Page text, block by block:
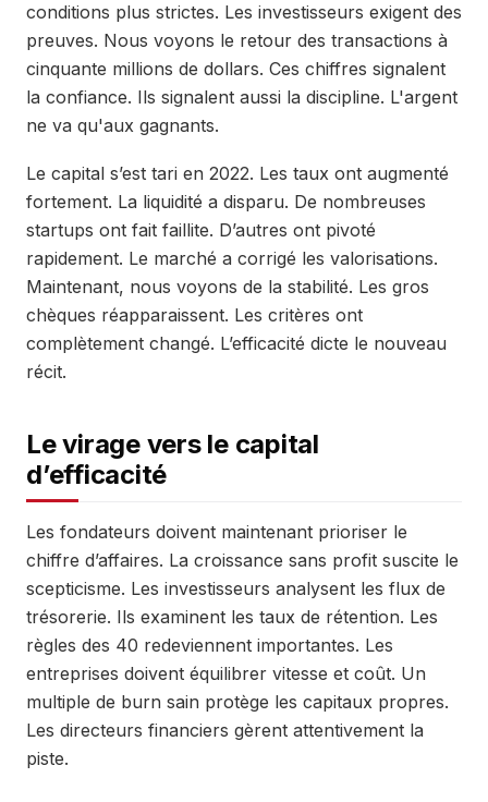
conditions plus strictes. Les investisseurs exigent des
preuves. Nous voyons le retour des transactions à
cinquante millions de dollars. Ces chiffres signalent
la confiance. Ils signalent aussi la discipline. L'argent
ne va qu'aux gagnants.
Le capital s’est tari en 2022. Les taux ont augmenté
fortement. La liquidité a disparu. De nombreuses
startups ont fait faillite. D’autres ont pivoté
rapidement. Le marché a corrigé les valorisations.
Maintenant, nous voyons de la stabilité. Les gros
chèques réapparaissent. Les critères ont
complètement changé. L’efficacité dicte le nouveau
récit.
Le virage vers le capital
d’efficacité
Les fondateurs doivent maintenant prioriser le
chiffre d’affaires. La croissance sans profit suscite le
scepticisme. Les investisseurs analysent les flux de
trésorerie. Ils examinent les taux de rétention. Les
règles des 40 redeviennent importantes. Les
entreprises doivent équilibrer vitesse et coût. Un
multiple de burn sain protège les capitaux propres.
Les directeurs financiers gèrent attentivement la
piste.